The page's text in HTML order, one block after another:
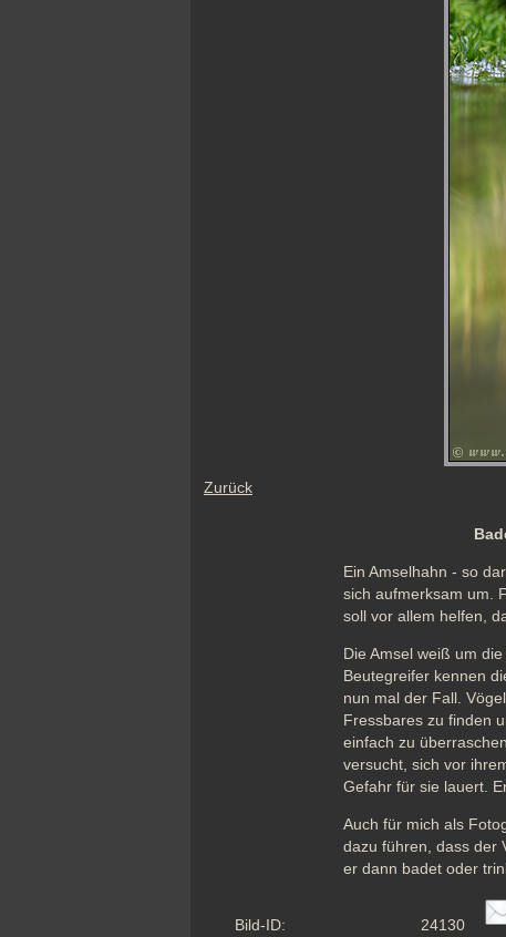
Zurück
Ein Amselhahn - so
sich aufmerksam um.
soll vor allem helfen,
Die Amsel weiß um
Beutegreifer kennen
nun mal der Fall.
Fressbares zu finden
einfach zu
versucht, sich vor
Gefahr für sie lauert.
Auch für mich als
dazu führen, dass der
er dann badet oder
Bild-ID: 24130